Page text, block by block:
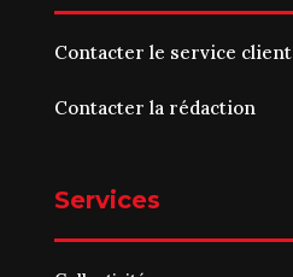
Contacter le service client
Contacter la rédaction
Services